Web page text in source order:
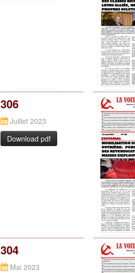
306
Juillet 2023
Download pdf
304
Mai 2023